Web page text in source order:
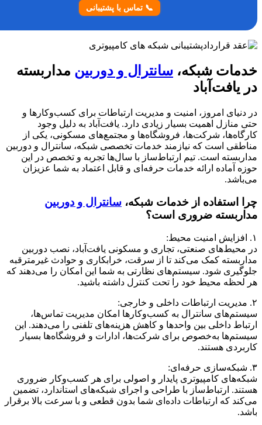
📞 تماس با پشتیبانی
شبکه،سانترال و دوربین مداربسته
امروز، امنیت و مدیریت ارتباطات برای کسب‌وکارها و
اهمیت بسیار زیادی دارد. یافت‌آباد به دلیل وجود
شرکت‌ها، فروشگاه‌ها و مجتمع‌های مسکونی، یکی از
است که نیازمند خدمات تخصصی شبکه، سانترال و دوربین
است. تیم ارتباط‌ساز با سال‌ها تجربه و تخصص در این
آماده ارائه خدمات حرفه‌ای و قابل اعتماد به شما عزیزان
استفاده از خدمات شبکه،سانترال و دوربین
ضروری است؟
صنعتی، تجاری و مسکونی یافت‌آباد، نصب دوربین
کمک می‌کند تا از سرقت، خرابکاری و حوادث غیرمترقبه
شود. سیستم‌های نظارتی به شما این امکان را می‌دهند که
محیط خود را تحت کنترل داشته باشید.
سانترال به کسب‌وکارها امکان مدیریت تماس‌ها،
داخلی بین واحدها و کاهش هزینه‌های تلفنی را می‌دهند. این
به‌خصوص برای شرکت‌ها، ادارات و فروشگاه‌ها بسیار
هستند.
کامپیوتری پایدار و اصولی برای هر کسب‌وکار ضروری
ارتباط‌ساز با طراحی و اجرای شبکه‌های استاندارد، تضمین
که ارتباطات داده‌ای شما بدون قطعی و با سرعت بالا برقرار